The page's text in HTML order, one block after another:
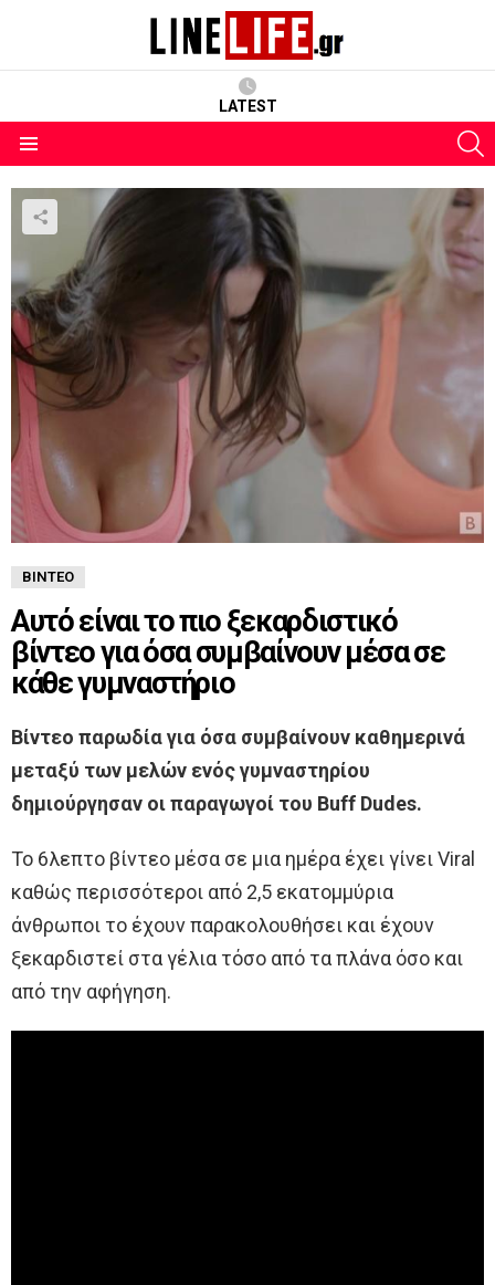
LATEST
ΒΊΝΤΕΟ
Αυτό είναι το πιο ξεκαρδιστικό
βίντεο για όσα συμβαίνουν μέσα σε
κάθε γυμναστήριο
Βίντεο παρωδία για όσα συμβαίνουν καθημερινά
μεταξύ των μελών ενός γυμναστηρίου
δημιούργησαν οι παραγωγοί του Buff Dudes.
Το 6λεπτο βίντεο μέσα σε μια ημέρα έχει γίνει Viral
καθώς περισσότεροι από 2,5 εκατομμύρια
άνθρωποι το έχουν παρακολουθήσει και έχουν
ξεκαρδιστεί στα γέλια τόσο από τα πλάνα όσο και
από την αφήγηση.